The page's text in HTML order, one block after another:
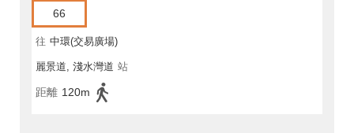
66
往 中環(交易廣場)
麗景道, 淺水灣道 站
距離 120m